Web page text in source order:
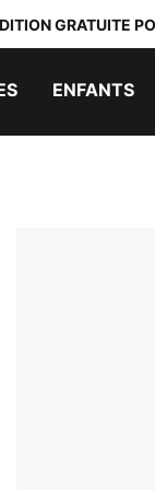
GRATUITE
ENFANTS